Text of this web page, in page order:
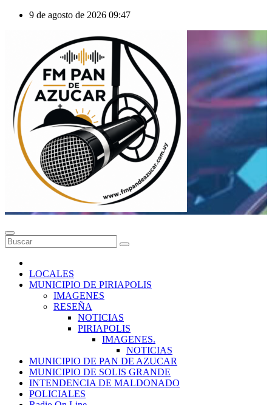
Saltar
9 de agosto de 2026 09:47
LOCALES
MUNICIPIO DE PIRIAPOLIS
IMAGENES
RESEÑA
NOTICIAS
PIRIAPOLIS
IMAGENES.
NOTICIAS
MUNICIPIO DE PAN DE AZUCAR
MUNICIPIO DE SOLIS GRANDE
INTENDENCIA DE MALDONADO
POLICIALES